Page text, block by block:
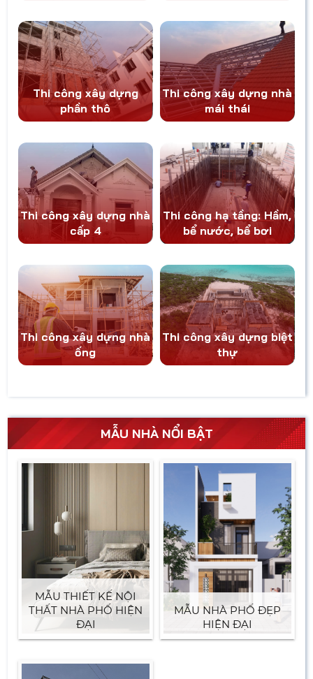
cùng lại gặp
vấn đề: phát
sinh chi phí,
chậm bàn
giao, không
bảo hành. Nếu
bạn sắp xây
nhà và muốn
mọi thứ diễn ra
suôn sẻ, đừng
chia sẻ kinh
nghiệm quý
báu trong bài
viết dưới đây.
Thi công xây dựng
phần thô
Thi công xây dựng nhà
mái thái
Thi công xây dựng nhà
cấp 4
Thi công hạ tầng: Hầm,
bể nước, bể bơi
Thi công xây dựng nhà
ống
Thi công xây dựng biệt
thự
MẪU NHÀ NỔI BẬT
MẪU THIẾT KẾ NỘI
THẤT NHÀ PHỐ HIỆN
ĐẠI
MẪU NHÀ PHỐ ĐẸP
HIỆN ĐẠI